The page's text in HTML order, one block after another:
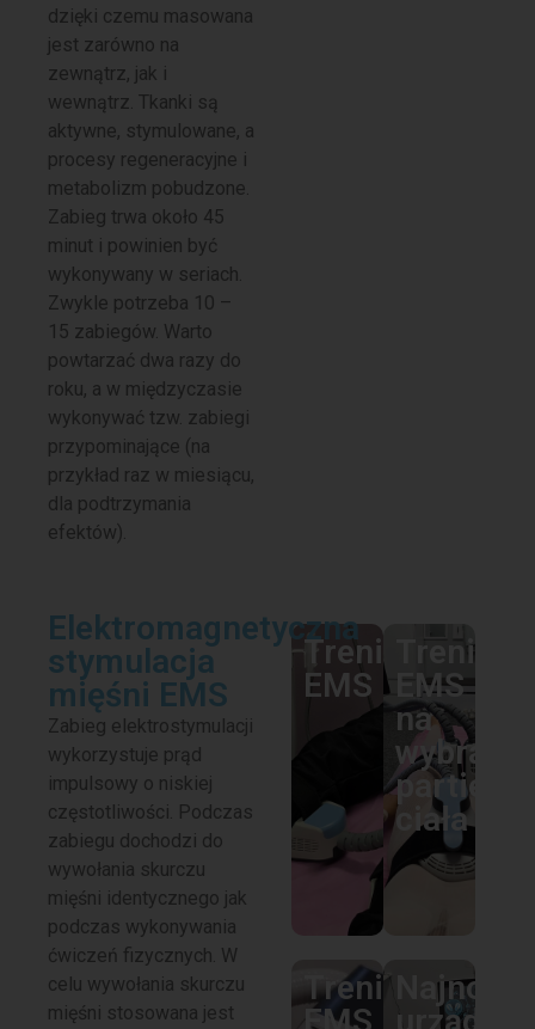
dzięki czemu masowana
jest zarówno na
zewnątrz, jak i
wewnątrz. Tkanki są
aktywne, stymulowane, a
procesy regeneracyjne i
metabolizm pobudzone.
Zabieg trwa około 45
minut i powinien być
wykonywany w seriach.
Zwykle potrzeba 10 –
15 zabiegów. Warto
powtarzać dwa razy do
roku, a w międzyczasie
wykonywać tzw. zabiegi
przypominające (na
przykład raz w miesiącu,
dla podtrzymania
efektów).
Trening
EMS
Trening
EMS
na
wybrane
partie
ciała
Trening
Elektromagnetyczna
stymulacja
mięśni EMS
Zabieg elektrostymulacji
wykorzystuje prąd
impulsowy o niskiej
częstotliwości. Podczas
zabiegu dochodzi do
wywołania skurczu
mięśni identycznego jak
podczas wykonywania
ćwiczeń fizycznych. W
celu wywołania skurczu
mięśni stosowana jest